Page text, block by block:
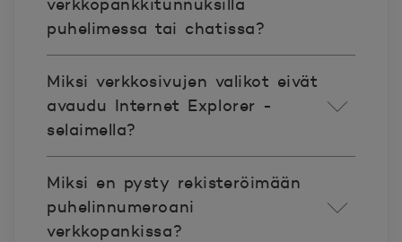
verkkopankkitunnuksilla
puhelimessa tai chatissa?
Miksi verkkosivujen valikot eivät
avaudu Internet Explorer -
selaimella?
Miksi en pysty rekisteröimään
puhelinnumeroani
verkkopankissa?